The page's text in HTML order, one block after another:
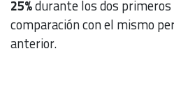
25%durante los dos
comparación con el mismo
anterior.